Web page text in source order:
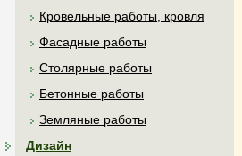
Кровельные работы, кровля
Фасадные работы
Столярные работы
Бетонные работы
Земляные работы
Дизайн